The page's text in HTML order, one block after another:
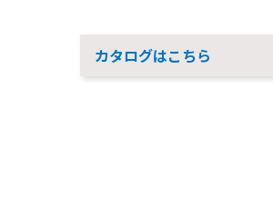
カタログはこちら